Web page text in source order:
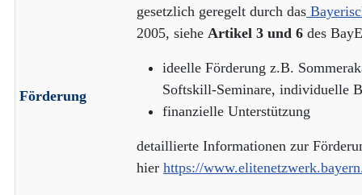
Förderung
gesetzlich geregelt durch das
2005, siehe Artikel 3 und 6 des
ideelle Förderung z.B.
Softskill-Seminare, individuelle
finanzielle Unterstützung
detaillierte Informationen zur
hier https://